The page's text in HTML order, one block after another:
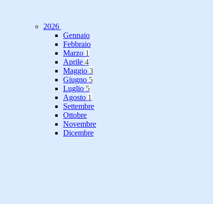
2026
Gennaio
Febbraio
Marzo 1
Aprile 4
Maggio 3
Giugno 5
Luglio 5
Agosto 1
Settembre
Ottobre
Novembre
Dicembre